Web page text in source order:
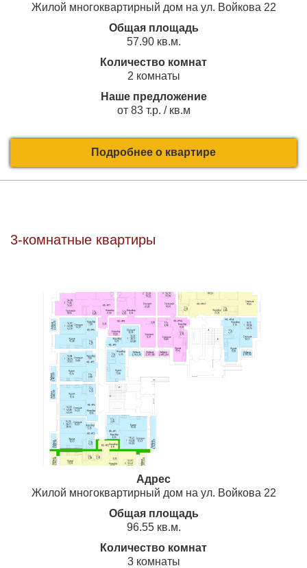
Жилой многоквартирный дом на ул. Войкова 22
Общая площадь
57.90 кв.м.
Количество комнат
2 комнаты
Наше предложение
от 83 т.р. / кв.м
Подробнее о квартире
3-комнатные квартиры
Адрес
Жилой многоквартирный дом на ул. Войкова 22
Общая площадь
96.55 кв.м.
Количество комнат
3 комнаты